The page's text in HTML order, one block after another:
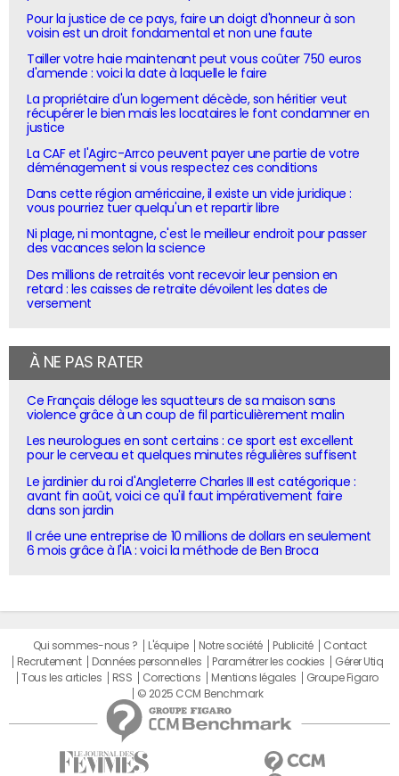
Pour la justice de ce pays, faire un doigt d'honneur à son
voisin est un droit fondamental et non une faute
Tailler votre haie maintenant peut vous coûter 750 euros
d'amende : voici la date à laquelle le faire
La propriétaire d'un logement décède, son héritier veut
récupérer le bien mais les locataires le font condamner en
justice
La CAF et l'Agirc-Arrco peuvent payer une partie de votre
déménagement si vous respectez ces conditions
Dans cette région américaine, il existe un vide juridique :
vous pourriez tuer quelqu'un et repartir libre
Ni plage, ni montagne, c'est le meilleur endroit pour passer
des vacances selon la science
Des millions de retraités vont recevoir leur pension en
retard : les caisses de retraite dévoilent les dates de
versement
À NE PAS RATER
Ce Français déloge les squatteurs de sa maison sans
violence grâce à un coup de fil particulièrement malin
Les neurologues en sont certains : ce sport est excellent
pour le cerveau et quelques minutes régulières suffisent
Le jardinier du roi d'Angleterre Charles III est catégorique :
avant fin août, voici ce qu'il faut impérativement faire
dans son jardin
Il crée une entreprise de 10 millions de dollars en seulement
6 mois grâce à l'IA : voici la méthode de Ben Broca
Qui sommes-nous ? L'équipe Notre société Publicité
Contact
Recrutement
Données personnelles Paramétrer les cookies
Gérer Utiq
Tous les articles
RSS Corrections Mentions légales
Groupe Figaro
© 2025 CCM Benchmark